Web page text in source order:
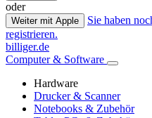
oder
Weiter mit Apple
Sie haben
registrieren.
billiger.de
Computer & Software
Hardware
Drucker & Scanner
Notebooks & Zubehör